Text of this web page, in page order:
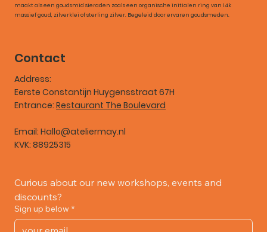
maakt als een goudsmid sieraden zoals een organische initialen ring van 14k
massief goud, zilverklei of sterling zilver. Begeleid door ervaren goudsmeden.
Contact
Address:
Eerste Constantijn Huygensstraat 67H
Entrance: Restaurant The Boulevard
Email: Hallo@ateliermay.nl
KVK: 88925315
Curious about our new workshops, events and
discounts?
Sign up below *